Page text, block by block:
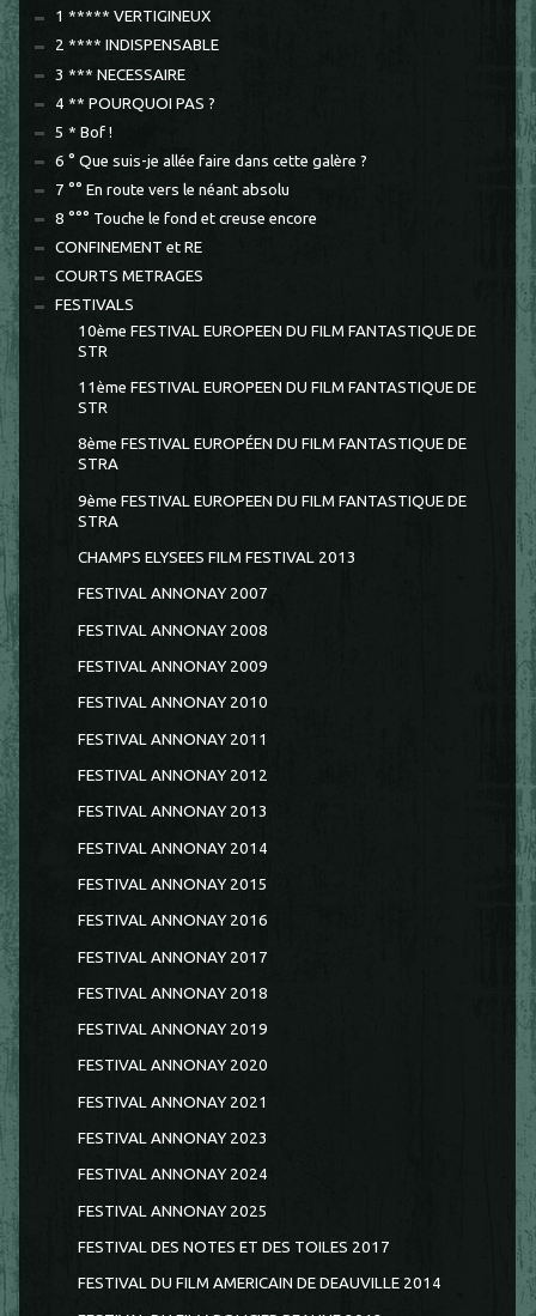
1 ***** VERTIGINEUX
2 **** INDISPENSABLE
3 *** NECESSAIRE
4 ** POURQUOI PAS ?
5 * Bof !
6 ° Que suis-je allée faire dans cette galère ?
7 °° En route vers le néant absolu
8 °°° Touche le fond et creuse encore
CONFINEMENT et RE
COURTS METRAGES
FESTIVALS
10ème FESTIVAL EUROPEEN DU FILM FANTASTIQUE DE
STR
11ème FESTIVAL EUROPEEN DU FILM FANTASTIQUE DE
STR
8ème FESTIVAL EUROPÉEN DU FILM FANTASTIQUE DE
STRA
9ème FESTIVAL EUROPEEN DU FILM FANTASTIQUE DE
STRA
CHAMPS ELYSEES FILM FESTIVAL 2013
FESTIVAL ANNONAY 2007
FESTIVAL ANNONAY 2008
FESTIVAL ANNONAY 2009
FESTIVAL ANNONAY 2010
FESTIVAL ANNONAY 2011
FESTIVAL ANNONAY 2012
FESTIVAL ANNONAY 2013
FESTIVAL ANNONAY 2014
FESTIVAL ANNONAY 2015
FESTIVAL ANNONAY 2016
FESTIVAL ANNONAY 2017
FESTIVAL ANNONAY 2018
FESTIVAL ANNONAY 2019
FESTIVAL ANNONAY 2020
FESTIVAL ANNONAY 2021
FESTIVAL ANNONAY 2023
FESTIVAL ANNONAY 2024
FESTIVAL ANNONAY 2025
FESTIVAL DES NOTES ET DES TOILES 2017
FESTIVAL DU FILM AMERICAIN DE DEAUVILLE 2014